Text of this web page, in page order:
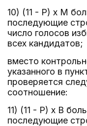
10) (11 - P) x M
последующие
число голосов
всех кандидатов;
вместо
указанного в
проверяется
соотношение:
11) (11 - P) x B
последующие